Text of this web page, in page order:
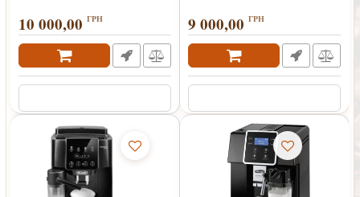
10 000,00 ГРН 9 000,00 ГРН